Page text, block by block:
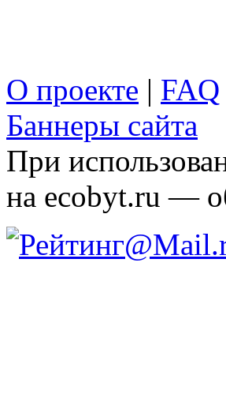
О проекте | FAQ
Баннеры сайта
При
на ecobyt.ru —